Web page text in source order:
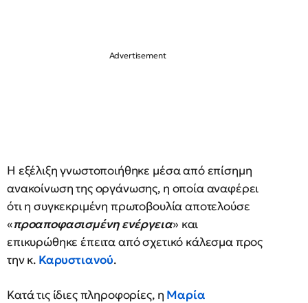
Η εξέλιξη γνωστοποιήθηκε μέσα από επίσημη
ανακοίνωση της οργάνωσης, η οποία αναφέρει
ότι η συγκεκριμένη πρωτοβουλία αποτελούσε
«προαποφασισμένη ενέργεια» και
επικυρώθηκε έπειτα από σχετικό κάλεσμα προς
την κ. Καρυστιανού.
Κατά τις ίδιες πληροφορίες, η Μαρία